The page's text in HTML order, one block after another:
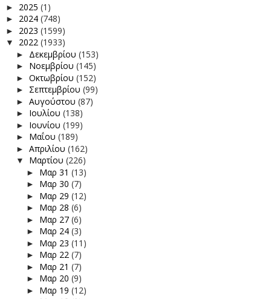
► 2025 (1)
► 2024 (748)
► 2023 (1599)
▼ 2022 (1933)
► Δεκεμβρίου (153)
► Νοεμβρίου (145)
► Οκτωβρίου (152)
► Σεπτεμβρίου (99)
► Αυγούστου (87)
► Ιουλίου (138)
► Ιουνίου (199)
► Μαΐου (189)
► Απριλίου (162)
▼ Μαρτίου (226)
► Μαρ 31 (13)
► Μαρ 30 (7)
► Μαρ 29 (12)
► Μαρ 28 (6)
► Μαρ 27 (6)
► Μαρ 24 (3)
► Μαρ 23 (11)
► Μαρ 22 (7)
► Μαρ 21 (7)
► Μαρ 20 (9)
► Μαρ 19 (12)